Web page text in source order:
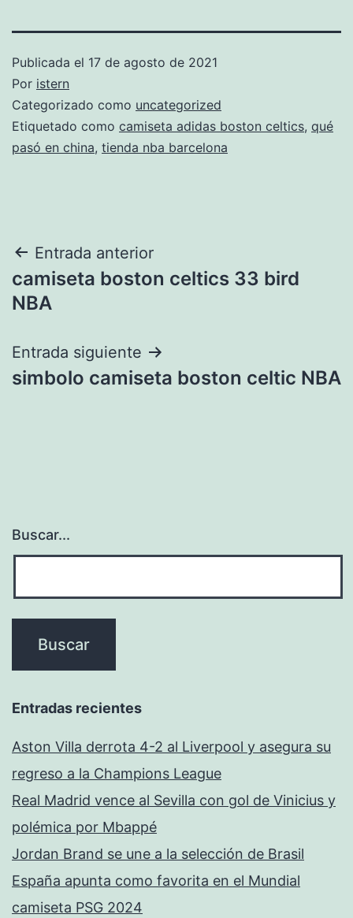
Publicada el 17 de agosto de 2021
Por istern
Categorizado como uncategorized
Etiquetado como camiseta adidas boston celtics, qué
pasó en china, tienda nba barcelona
Navegación
de
Entrada anterior
camiseta boston celtics 33 bird
NBA
Entrada siguiente
simbolo camiseta boston celtic NBA
Buscar...
Entradas recientes
Aston Villa derrota 4-2 al Liverpool y asegura su
regreso a la Champions League
Real Madrid vence al Sevilla con gol de Vinicius y
polémica por Mbappé
Jordan Brand se une a la selección de Brasil
España apunta como favorita en el Mundial
camiseta PSG 2024